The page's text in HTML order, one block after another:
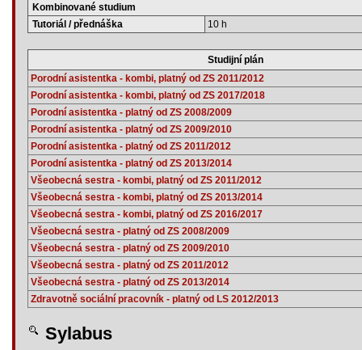
Kombinované studium
Tutoriál / přednáška
10 h
Studijní plán
Porodní asistentka - kombi, platný od ZS 2011/2012
Porodní asistentka - kombi, platný od ZS 2017/2018
Porodní asistentka - platný od ZS 2008/2009
Porodní asistentka - platný od ZS 2009/2010
Porodní asistentka - platný od ZS 2011/2012
Porodní asistentka - platný od ZS 2013/2014
Všeobecná sestra - kombi, platný od ZS 2011/2012
Všeobecná sestra - kombi, platný od ZS 2013/2014
Všeobecná sestra - kombi, platný od ZS 2016/2017
Všeobecná sestra - platný od ZS 2008/2009
Všeobecná sestra - platný od ZS 2009/2010
Všeobecná sestra - platný od ZS 2011/2012
Všeobecná sestra - platný od ZS 2013/2014
Zdravotně sociální pracovník - platný od LS 2012/2013
Sylabus